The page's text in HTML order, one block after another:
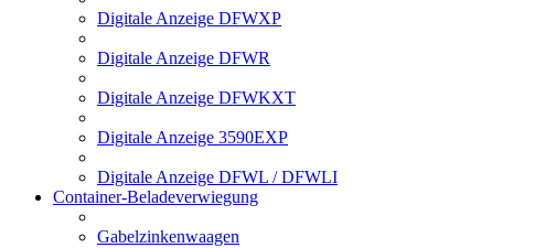
Digitale Anzeige DFWXP
Digitale Anzeige DFWR
Digitale Anzeige DFWKXT
Digitale Anzeige 3590EXP
Digitale Anzeige DFWL / DFWLI
Container-Beladeverwiegung
Gabelzinkenwaagen